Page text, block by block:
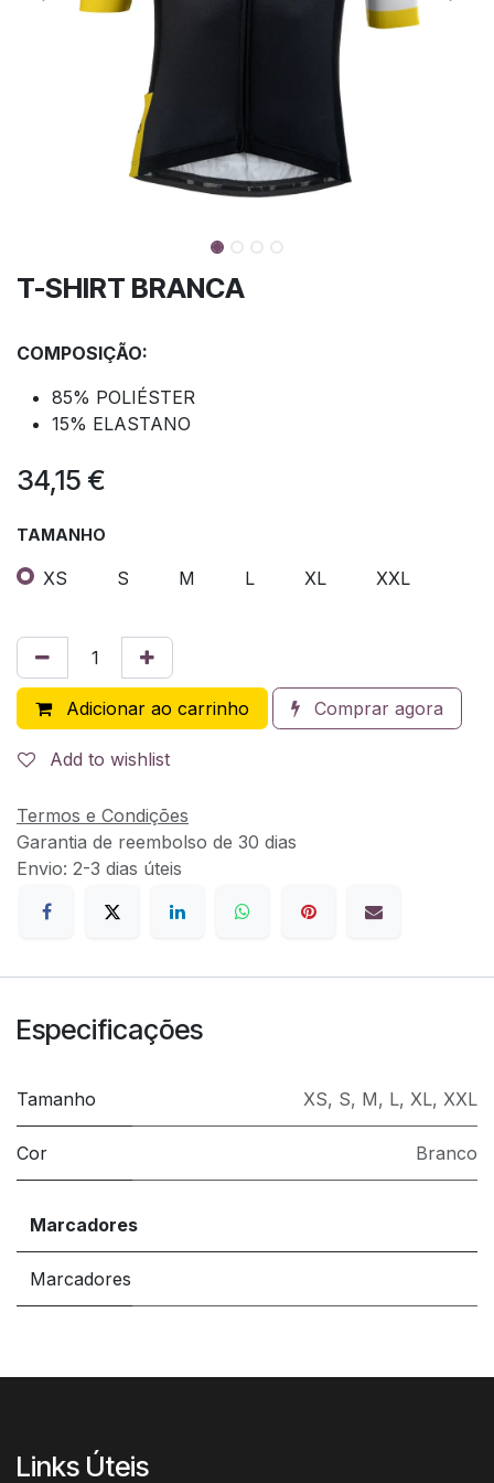
T-SHIRT BRANCA
COMPOSIÇÃO:
85% POLIÉSTER
15% ELASTANO
34,15 €
TAMANHO
XS S M L XL XXL
Adicionar ao carrinho Comprar agora
Add to wishlist
Termos e Condições
Garantia de reembolso de 30 dias
Envio: 2-3 dias úteis
Especificações
Tamanho XS, S, M, L, XL, XXL
Cor Branco
Marcadores
Marcadores
Links Úteis